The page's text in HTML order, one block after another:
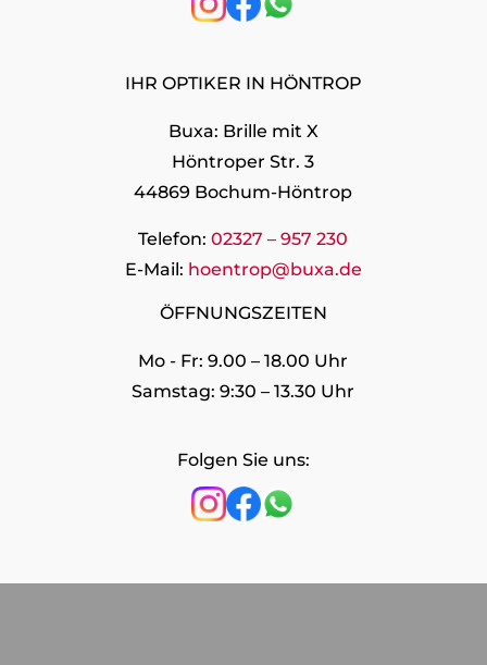
IHR OPTIKER IN HÖNTROP
Buxa: Brille mit X
Höntroper Str. 3
44869 Bochum-Höntrop
Telefon:02327 – 957 230
E-Mail: hoentrop@buxa.de
ÖFFNUNGSZEITEN
Mo - Fr: 9.00 – 18.00 Uhr
Samstag: 9:30 – 13.30 Uhr
Folgen Sie uns: